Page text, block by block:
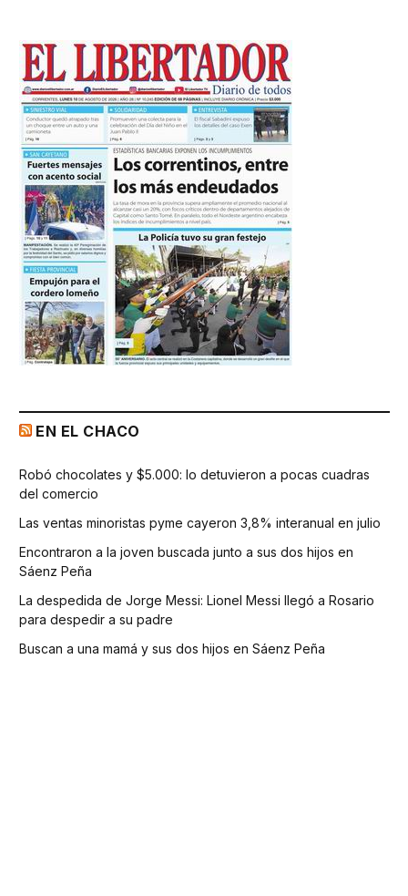
EN EL CHACO
Robó chocolates y $5.000: lo detuvieron a pocas cuadras
del comercio
Las ventas minoristas pyme cayeron 3,8% interanual en julio
Encontraron a la joven buscada junto a sus dos hijos en
Sáenz Peña
La despedida de Jorge Messi: Lionel Messi llegó a Rosario
para despedir a su padre
Buscan a una mamá y sus dos hijos en Sáenz Peña